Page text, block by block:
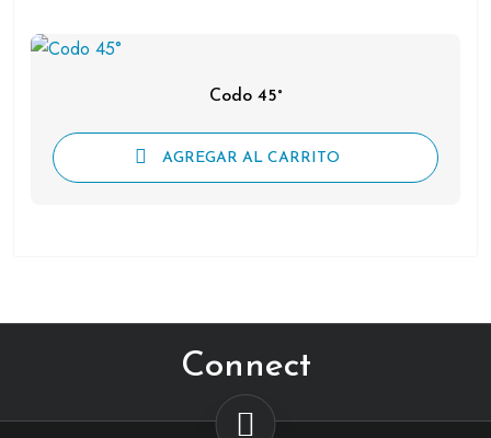
Codo 45°
AGREGAR AL CARRITO
Connect